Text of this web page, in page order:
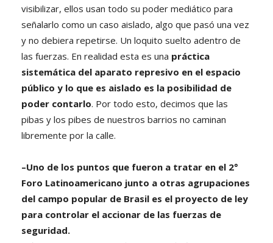
visibilizar, ellos usan todo su poder mediático para
señalarlo como un caso aislado, algo que pasó una vez
y no debiera repetirse. Un loquito suelto adentro de
las fuerzas. En realidad esta es una práctica
sistemática del aparato represivo en el espacio
público y lo que es aislado es la posibilidad de
poder contarlo. Por todo esto, decimos que las
pibas y los pibes de nuestros barrios no caminan
libremente por la calle.
–Uno de los puntos que fueron a tratar en el 2°
Foro Latinoamericano junto a otras agrupaciones
del campo popular de Brasil es el proyecto de ley
para controlar el accionar de las fuerzas de
seguridad.